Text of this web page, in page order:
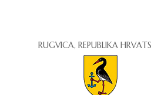
RUGVICA, REPUBLIKA